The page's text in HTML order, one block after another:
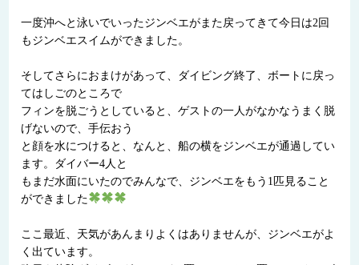
一度沖へと泳いでいったジンベエがまた戻ってきて今日は2回
もジンベエスイムができました。
そしてさらにおまけがあって、ダイビング終了、ボートに戻っ
てはしごのところで
フィンを脱ごうとしていると、ゲストの一人がなかなうまく脱
げないので、手伝おう
と顔を水につけると、なんと、船の横をジンベエが通過してい
ます。ダイバー4人と
もまだ水面にいたのでみんなで、ジンベエをもう1匹見ること
ができました
ここ最近、天気があんまりよくはありませんが、ジンベエがよ
く出ています。